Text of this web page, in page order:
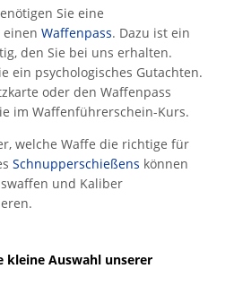
Sie eine
einen Waffenpass. Dazu ist ein
den Sie bei uns erhalten.
ein psychologisches Gutachten.
oder den Waffenpass
im Waffenführerschein-Kurs.
welche Waffe die richtige für
Schnupperschießens können
und Kaliber
kleine Auswahl unserer